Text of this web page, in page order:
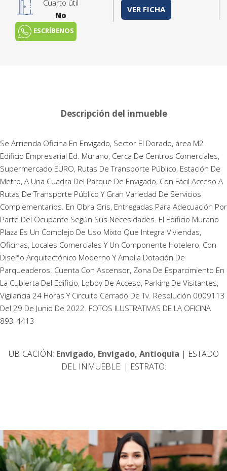
Cuarto útil
No
VER FICHA
ESCRÍBENOS
Descripción del inmueble
Se Arrienda Oficina En Envigado, Sector El Dorado, área M2
Edificio Empresarial Ed. Murano, Cerca De Centros Comerciales,
Supermercado EURO, Rutas De Transporte Público, Estación De
Metro, A Una Cuadra Del Parque De Envigado, Con Fácil Acceso A
Rutas De Transporte Público Y Gran Variedad De Servicios
Complementarios. En Obra Gris, Entregadas Para Adecuación Por
Parte Del Ocupante Según Sus Necesidades. El Edificio Murano
Plaza Es Un Complejo De Uso Mixto Que Integra Viviendas,
Oficinas, Locales Comerciales Y Un Componente Hotelero, Con
Diseño Arquitectónico Moderno Y Amplia Dotación De
Parqueaderos. Cuenta Con Ascensor, Zona De Esparcimiento En
La Cubierta Del Edificio, Lobby De Acceso, Parking De Visitantes,
Vigilancia 24 Horas Y Circuito Cerrado De Tv. Resolución 0009113
Del 29 De Junio De 2022. FOTOS ILUSTRATIVAS DE LA OFICINA
893-4413
UBICACIÓN: Envigado, Envigado, Antioquia | ESTADO
DEL INMUEBLE: | ESTRATO: